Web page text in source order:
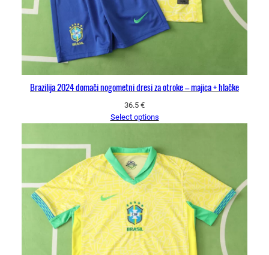
Brazilija 2024 domači nogometni dresi za otroke – majica + hlačke
36.5 €
Select options